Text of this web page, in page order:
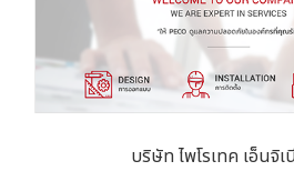
บริษัท ไพโรเทค เอ็นจิ